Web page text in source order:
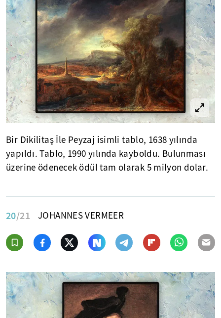
Bir Dikilitaş İle Peyzaj isimli tablo, 1638 yılında
yapıldı. Tablo, 1990 yılında kayboldu. Bulunması
üzerine ödenecek ödül tam olarak 5 milyon dolar.
20/21 JOHANNES VERMEER